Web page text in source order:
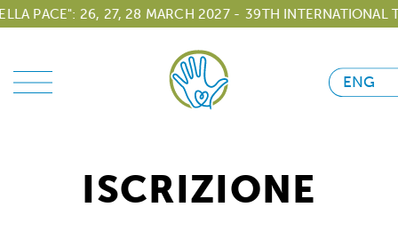
PACE": 26, 27, 28 MARCH 2027 - 39TH INTERNATIONAL
ENG
ISCRIZIONE